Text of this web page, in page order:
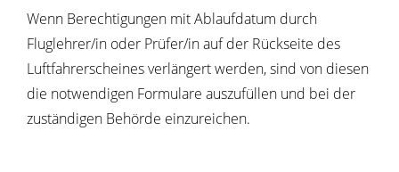
Wenn Berechtigungen mit Ablaufdatum durch
Fluglehrer/in oder Prüfer/in auf der Rückseite des
Luftfahrerscheines verlängert werden, sind von diesen
die notwendigen Formulare auszufüllen und bei der
zuständigen Behörde einzureichen.